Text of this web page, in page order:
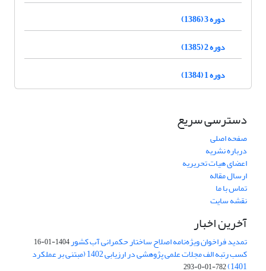
دوره 3 (1386)
دوره 2 (1385)
دوره 1 (1384)
دسترسی سریع
صفحه اصلی
درباره نشریه
اعضای هیات تحریریه
ارسال مقاله
تماس با ما
نقشه سایت
آخرین اخبار
تمدید فراخوان ویژه‌نامه اصلاح ساختار حکمرانی آب کشور1404-01-16
کسب رتبه الف مجلات علمی پژوهشی در ارزیابی 1402 (مبتنی بر عملکرد
1401)
782-01-0-293